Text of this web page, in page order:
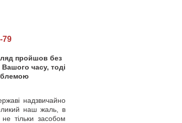
79
пройшов без
Вашого часу, тоді
надзвичайно
наш жаль, в
тільки засобом